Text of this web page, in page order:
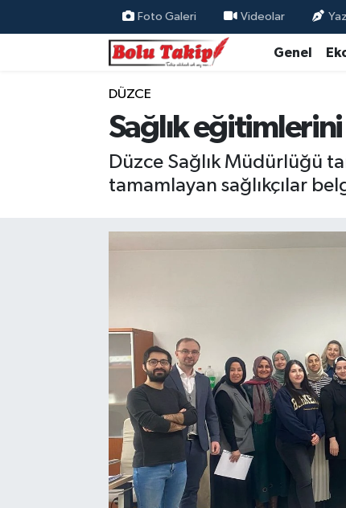
Foto Galeri Videolar
Genel
DÜZCE
Sağlık
Düzce Sağlık Müdürlüğü
tamamlayan sağlıkçılar